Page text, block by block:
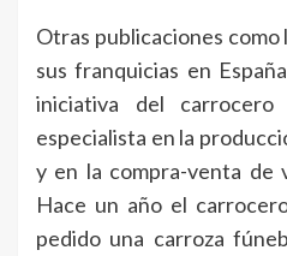
Otras publicaciones como
sus franquicias en
iniciativa del carrocero
especialista en la
y en la compra-venta de
Hace un año el
pedido una carroza